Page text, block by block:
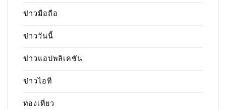
ข่าวมือถือ
ข่าววันนี้
ข่าวแอปพลิเคชัน
ข่าวไอที
ท่องเที่ยว